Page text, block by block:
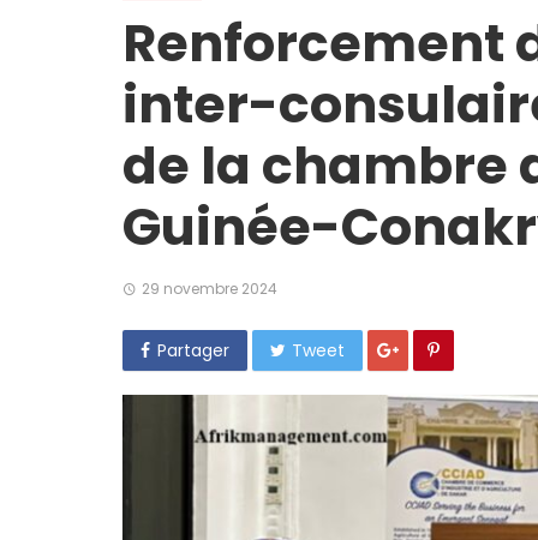
Renforcement
inter-
de la chambre
Guinée-
29 novembre 2024
Partager Tweet